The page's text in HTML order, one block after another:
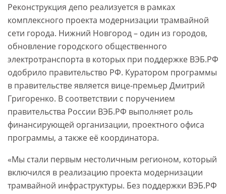
Реконструкция депо реализуется в рамках
комплексного проекта модернизации трамвайной
сети города. Нижний Новгород – один из городов,
обновление городского общественного
электротранспорта в которых при поддержке ВЭБ.РФ
одобрило правительство РФ. Куратором программы
в правительстве является вице-премьер Дмитрий
Григоренко. В соответствии с поручением
правительства России ВЭБ.РФ выполняет роль
финансирующей организации, проектного офиса
программы, а также её координатора.
«Мы стали первым нестоличным регионом, который
включился в реализацию проекта модернизации
трамвайной инфраструктуры. Без поддержки ВЭБ.РФ